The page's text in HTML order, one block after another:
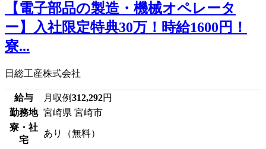
【電子部品の製造・機械オペレータ
ー】入社限定特典30万！時給1600円！
寮...
日総工産株式会社
給与 月収例312,292円
勤務地 宮崎県 宮崎市
寮・社
宅
あり（無料）